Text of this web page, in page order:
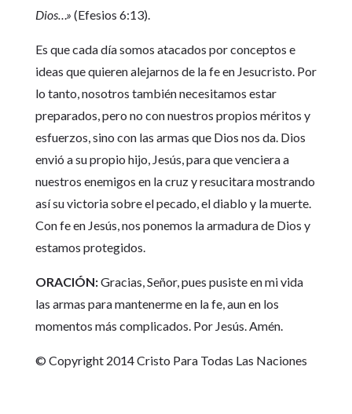
Dios…» (Efesios 6:13).
Es que cada día somos atacados por conceptos e
ideas que quieren alejarnos de la fe en Jesucristo. Por
lo tanto, nosotros también necesitamos estar
preparados, pero no con nuestros propios méritos y
esfuerzos, sino con las armas que Dios nos da. Dios
envió a su propio hijo, Jesús, para que venciera a
nuestros enemigos en la cruz y resucitara mostrando
así su victoria sobre el pecado, el diablo y la muerte.
Con fe en Jesús, nos ponemos la armadura de Dios y
estamos protegidos.
ORACIÓN:Gracias, Señor, pues pusiste en mi vida
las armas para mantenerme en la fe, aun en los
momentos más complicados. Por Jesús. Amén.
© Copyright 2014 Cristo Para Todas Las Naciones